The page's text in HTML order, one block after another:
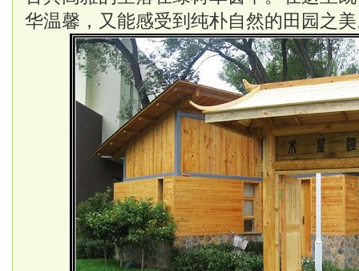
华温馨，又能感受到纯朴自然的田园之